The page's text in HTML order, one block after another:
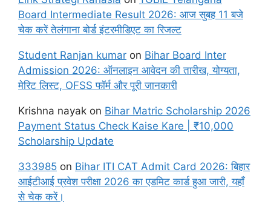
Board Intermediate Result 2026: आज सुबह 11 बजे
चेक करें तेलंगाना बोर्ड इंटरमीडिएट का रिजल्ट
Student Ranjan kumar on Bihar Board Inter
Admission 2026: ऑनलाइन आवेदन की तारीख, योग्यता,
मेरिट लिस्ट, OFSS फॉर्म और पूरी जानकारी
Krishna nayak on Bihar Matric Scholarship 2026
Payment Status Check Kaise Kare | ₹10,000
Scholarship Update
333985 on Bihar ITI CAT Admit Card 2026: बिहार
आईटीआई प्रवेश परीक्षा 2026 का एडमिट कार्ड हुआ जारी, यहाँ
से चेक करें।